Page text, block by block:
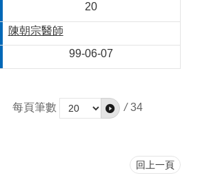
20
陳朝宗醫師
99-06-07
每頁筆數
/ 34
回上一頁